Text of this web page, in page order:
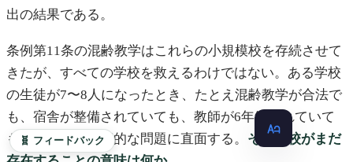
出の結果である。
条例第11条の混齢教学はこれらの小規模校を存続させて
きたが、すべての学校を救えるわけではない。ある学校
の生徒が7〜8人になったとき、たとえ混齢教学が合法で
も、宿舎が整備されていても、教師が6年縛られていて
も、一つの非技術的な問題に直面する。 その学校がまだ
🧬 フィードバック